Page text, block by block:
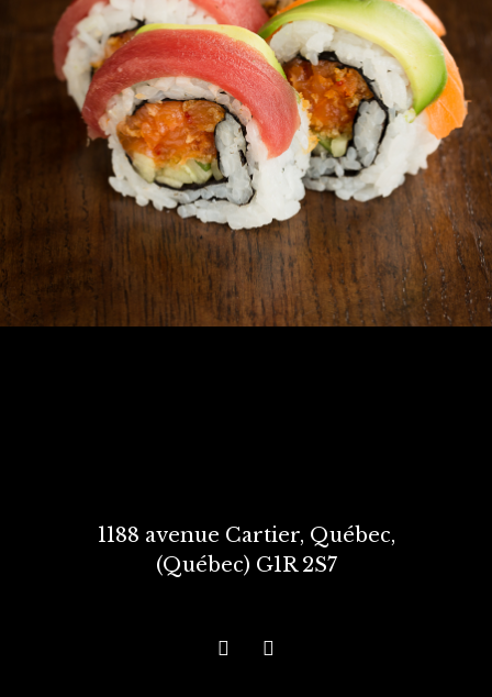
1188 avenue Cartier, Québec,
(Québec) G1R 2S7